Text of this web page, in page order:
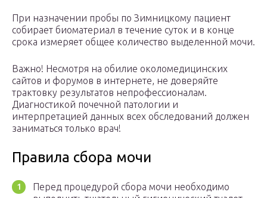
При назначении пробы по Зимницкому пациент
собирает биоматериал в течение суток и в конце
срока измеряет общее количество выделенной мочи.
Важно! Несмотря на обилие околомедицинских
сайтов и форумов в интернете, не доверяйте
трактовку результатов непрофессионалам.
Диагностикой почечной патологии и
интерпретацией данных всех обследований должен
заниматься только врач!
Правила сбора мочи
Перед процедурой сбора мочи необходимо